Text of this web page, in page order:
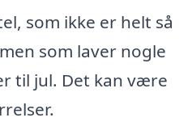
som ikke er helt så
som laver nogle
til jul. Det kan være